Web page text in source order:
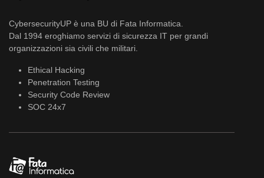
CybersecurityUP è una BU di Fata Informatica.
Dal 1994 eroghiamo servizi di sicurezza IT per grandi
organizzazioni sia civili che militari.
Ethical Hacking
Penetration Testing
Security Code Review
SOC 24x7